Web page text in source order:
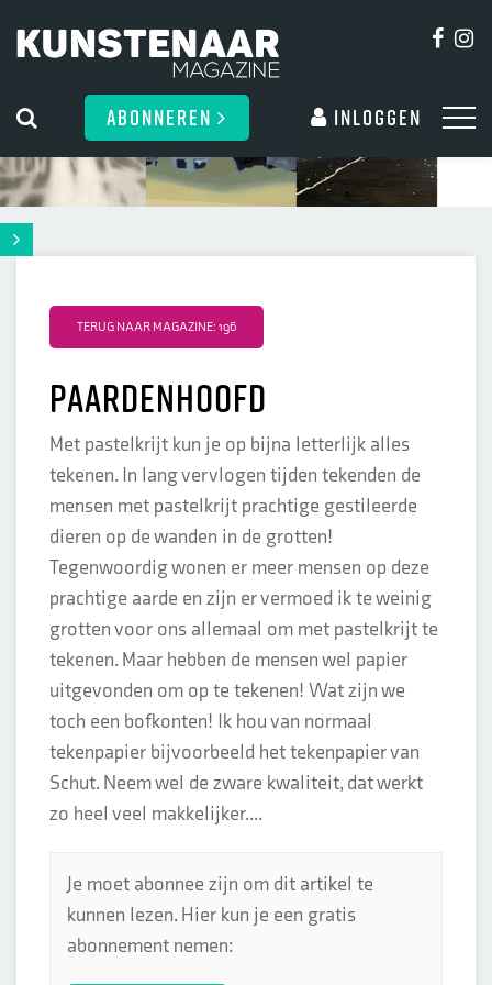
ABONNEREN Inloggen
TERUG NAAR MAGAZINE: 196
Paardenhoofd
Met pastelkrijt kun je op bijna letterlijk alles
tekenen. In lang vervlogen tijden tekenden de
mensen met pastelkrijt prachtige gestileerde
dieren op de wanden in de grotten!
Tegenwoordig wonen er meer mensen op deze
prachtige aarde en zijn er vermoed ik te weinig
grotten voor ons allemaal om met pastelkrijt te
tekenen. Maar hebben de mensen wel papier
uitgevonden om op te tekenen! Wat zijn we
toch een bofkonten! Ik hou van normaal
tekenpapier bijvoorbeeld het tekenpapier van
Schut. Neem wel de zware kwaliteit, dat werkt
zo heel veel makkelijker....
Je moet abonnee zijn om dit artikel te
kunnen lezen. Hier kun je een gratis
abonnement nemen: